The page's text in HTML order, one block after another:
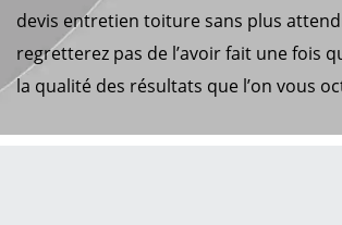
devis entretien toiture sans plus
regretterez pas de l’avoir fait une fois
la qualité des résultats que l’on vous